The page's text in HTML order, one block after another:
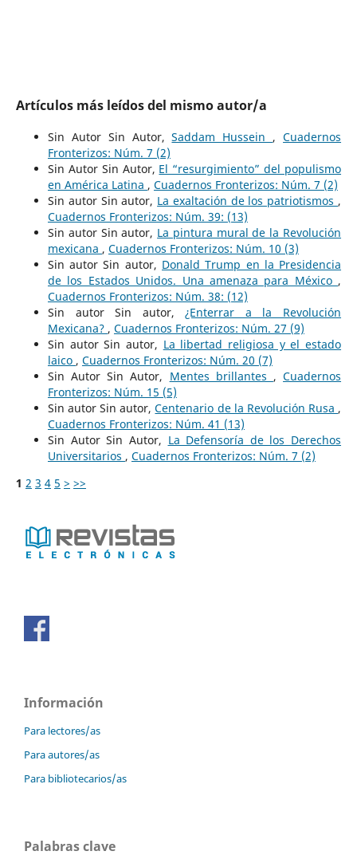
Artículos más leídos del mismo autor/a
Sin Autor Sin Autor,Saddam Hussein ,Cuadernos
Fronterizos: Núm. 7 (2)
Sin Autor Sin Autor, El “resurgimiento” del populismo
en América Latina , Cuadernos Fronterizos: Núm. 7 (2)
Sin autor Sin autor, La exaltación de los patriotismos ,
Cuadernos Fronterizos: Núm. 39: (13)
Sin autor Sin autor, La pintura mural de la Revolución
mexicana , Cuadernos Fronterizos: Núm. 10 (3)
Sin autor Sin autor, Donald Trump en la Presidencia
de los Estados Unidos. Una amenaza para México ,
Cuadernos Fronterizos: Núm. 38: (12)
Sin autor Sin autor,¿Enterrar a la Revolución
Mexicana? , Cuadernos Fronterizos: Núm. 27 (9)
Sin autor Sin autor, La libertad religiosa y el estado
laico , Cuadernos Fronterizos: Núm. 20 (7)
Sin Autor Sin Autor, Mentes brillantes ,Cuadernos
Fronterizos: Núm. 15 (5)
Sin autor Sin autor,Centenario de la Revolución Rusa ,
Cuadernos Fronterizos: Núm. 41 (13)
Sin Autor Sin Autor, La Defensoría de los Derechos
Universitarios , Cuadernos Fronterizos: Núm. 7 (2)
1 2 3 4 5 > >>
Información
Para lectores/as
Para autores/as
Para bibliotecarios/as
Palabras clave